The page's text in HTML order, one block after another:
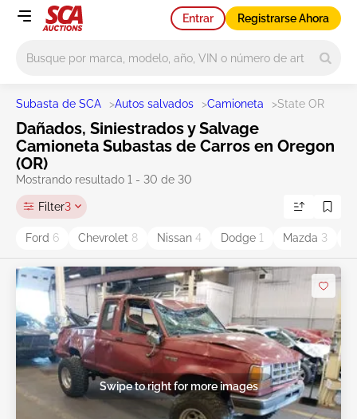
Entrar Registrarse Ahora
Subasta de SCA >Autos salvados >Camioneta >State OR
Dañados, Siniestrados y Salvage
Camioneta Subastas de Carros en Oregon
(OR)
Mostrando resultado 1 - 30 de 30
Filter3
Ford 6 Chevrolet 8 Nissan 4 Dodge 1 Mazda 3
Swipe to right for more images